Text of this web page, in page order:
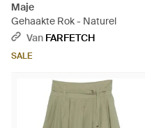
Maje
Gehaakte Rok - Naturel
Van FARFETCH
SALE